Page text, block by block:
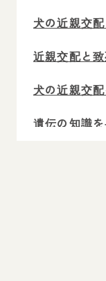
犬の近親交
近親交配と
犬の近親交
遺伝の知識